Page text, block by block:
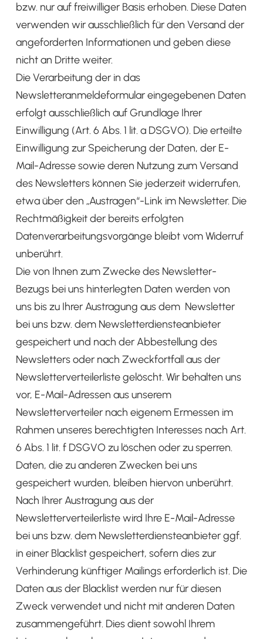
bzw. nur auf freiwilliger Basis erhoben. Diese Daten
verwenden wir ausschließlich für den Versand der
angeforderten Informationen und geben diese
nicht an Dritte weiter.
Die Verarbeitung der in das
Newsletteranmeldeformular eingegebenen Daten
erfolgt ausschließlich auf Grundlage Ihrer
Einwilligung (Art. 6 Abs. 1 lit. a DSGVO). Die erteilte
Einwilligung zur Speicherung der Daten, der E-
Mail-Adresse sowie deren Nutzung zum Versand
des Newsletters können Sie jederzeit widerrufen,
etwa über den „Austragen“-Link im Newsletter. Die
Rechtmäßigkeit der bereits erfolgten
Datenverarbeitungsvorgänge bleibt vom Widerruf
unberührt.
Die von Ihnen zum Zwecke des Newsletter-
Bezugs bei uns hinterlegten Daten werden von
uns bis zu Ihrer Austragung aus dem Newsletter
bei uns bzw. dem Newsletterdiensteanbieter
gespeichert und nach der Abbestellung des
Newsletters oder nach Zweckfortfall aus der
Newsletterverteilerliste gelöscht. Wir behalten uns
vor, E-Mail-Adressen aus unserem
Newsletterverteiler nach eigenem Ermessen im
Rahmen unseres berechtigten Interesses nach Art.
6 Abs. 1 lit. f DSGVO zu löschen oder zu sperren.
Daten, die zu anderen Zwecken bei uns
gespeichert wurden, bleiben hiervon unberührt.
Nach Ihrer Austragung aus der
Newsletterverteilerliste wird Ihre E-Mail-Adresse
bei uns bzw. dem Newsletterdiensteanbieter ggf.
in einer Blacklist gespeichert, sofern dies zur
Verhinderung künftiger Mailings erforderlich ist. Die
Daten aus der Blacklist werden nur für diesen
Zweck verwendet und nicht mit anderen Daten
zusammengeführt. Dies dient sowohl Ihrem